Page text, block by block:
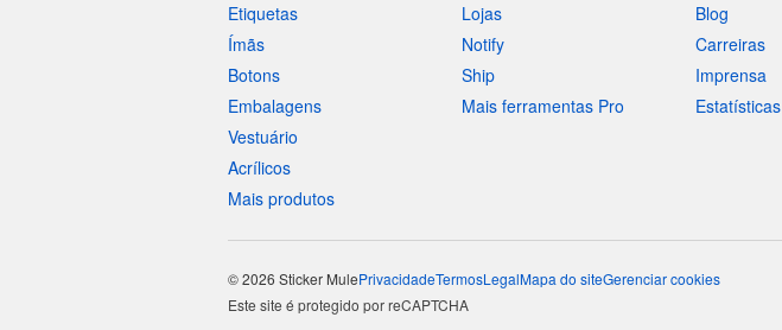
Etiquetas
Ímãs
Botons
Embalagens
Vestuário
Acrílicos
Mais produtos
Lojas
Notify
Ship
Mais ferramentas Pro
Blog
Carreiras
Imprensa
Estatísticas
© 2026 Sticker MulePrivacidadeTermosLegalMapa do siteGerenciar cookies
Este site é protegido por reCAPTCHA